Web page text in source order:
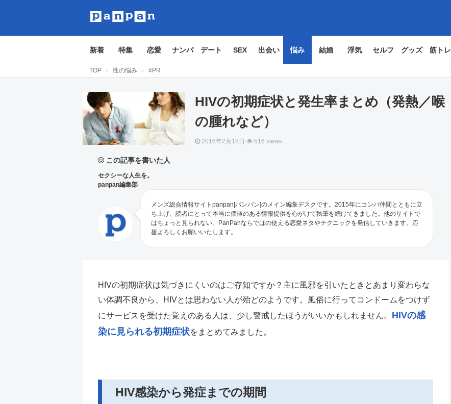
新着 特集 恋愛 ナンパ デート SEX 出会い 悩み 結婚 浮気 セルフ グッズ 筋トレ
TOP ＞ 性の悩み ＞ #PR
HIVの初期症状と発生率まとめ（発熱／喉
の腫れなど）
2016年2月18日 516 views
この記事を書いた人
セクシーな人生を。
panpan編集部
メンズ総合情報サイトpanpan[パンパン]のメイン編集デスクです。2015年にコンパ仲間とともに立
ち上げ、読者にとって本当に価値のある情報提供を心がけて執筆を続けてきました。他のサイトで
はちょっと見られない、PanPanならではの使える恋愛ネタやテクニックを発信していきます。応
援よろしくお願いいたします。
HIVの初期症状は気づきにくいのはご存知ですか？主に風邪を引いたときとあまり変わらな
い体調不良から、HIVとは思わない人が殆どのようです。風俗に行ってコンドームをつけず
にサービスを受けた覚えのある人は、少し警戒したほうがいいかもしれません。 HIVの感
染に見られる初期症状をまとめてみました。
HIV感染から発症までの期間